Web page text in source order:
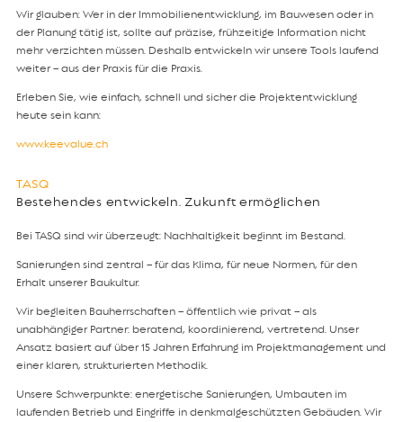
Wir glauben: Wer in der Immobilienentwicklung, im Bauwesen oder in
der Planung tätig ist, sollte auf präzise, frühzeitige Information nicht
mehr verzichten müssen. Deshalb entwickeln wir unsere Tools laufend
weiter – aus der Praxis für die Praxis.
Erleben Sie, wie einfach, schnell und sicher die Projektentwicklung
heute sein kann:
www.keevalue.ch
TASQ
Bestehendes entwickeln. Zukunft ermöglichen
Bei TASQ sind wir überzeugt: Nachhaltigkeit beginnt im Bestand.
Sanierungen sind zentral – für das Klima, für neue Normen, für den
Erhalt unserer Baukultur.
Wir begleiten Bauherrschaften – öffentlich wie privat – als
unabhängiger Partner: beratend, koordinierend, vertretend. Unser
Ansatz basiert auf über 15 Jahren Erfahrung im Projektmanagement und
einer klaren, strukturierten Methodik.
Unsere Schwerpunkte: energetische Sanierungen, Umbauten im
laufenden Betrieb und Eingriffe in denkmalgeschützten Gebäuden. Wir